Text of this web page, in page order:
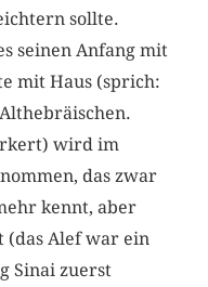
sollte.
seinen Anfang mit
mit Haus (sprich:
wird im
das zwar
kennt, aber
(das Alef war ein
Sinai zuerst